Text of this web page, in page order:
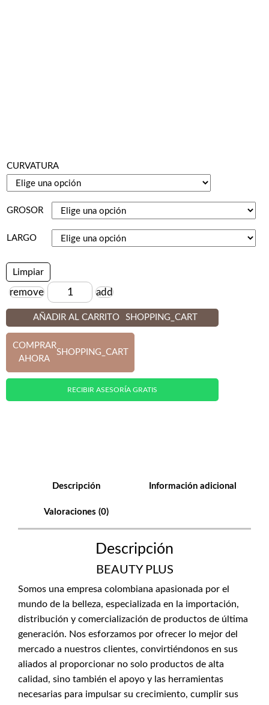
CURVATURA
GROSOR
LARGO
Limpiar
Cantidad
remove add
AÑADIR AL CARRITO SHOPPING_CART
COMPRAR
AHORA
SHOPPING_CART
RECIBIR ASESORÍA GRATIS
Descripción Información adicional
Valoraciones (0)
Descripción
BEAUTY PLUS
Somos una empresa colombiana apasionada por el
mundo de la belleza, especializada en la importación,
distribución y comercialización de productos de última
generación. Nos esforzamos por ofrecer lo mejor del
mercado a nuestros clientes, convirtiéndonos en sus
aliados al proporcionar no solo productos de alta
calidad, sino también el apoyo y las herramientas
necesarias para impulsar su crecimiento, cumplir sus